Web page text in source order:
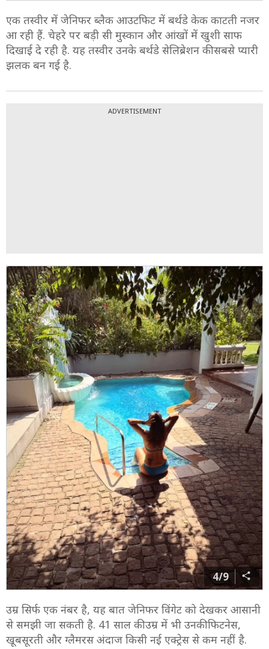
एक तस्वीर में जेनिफर ब्लैक आउटफिट में बर्थडे केक काटती नजर
आ रही हैं. चेहरे पर बड़ी सी मुस्कान और आंखों में खुशी साफ
दिखाई दे रही है. यह तस्वीर उनके बर्थडे सेलिब्रेशन की सबसे प्यारी
झलक बन गई है.
ADVERTISEMENT
4/9
उम्र सिर्फ एक नंबर है, यह बात जेनिफर विंगेट को देखकर आसानी
से समझी जा सकती है. 41 साल की उम्र में भी उनकी फिटनेस,
खूबसूरती और ग्लैमरस अंदाज किसी नई एक्ट्रेस से कम नहीं है.